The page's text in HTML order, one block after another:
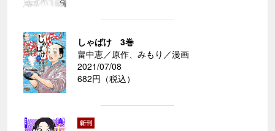
しゃばけ 3巻
畠中恵／原作、みもり／漫画
2021/07/08
682円（税込）